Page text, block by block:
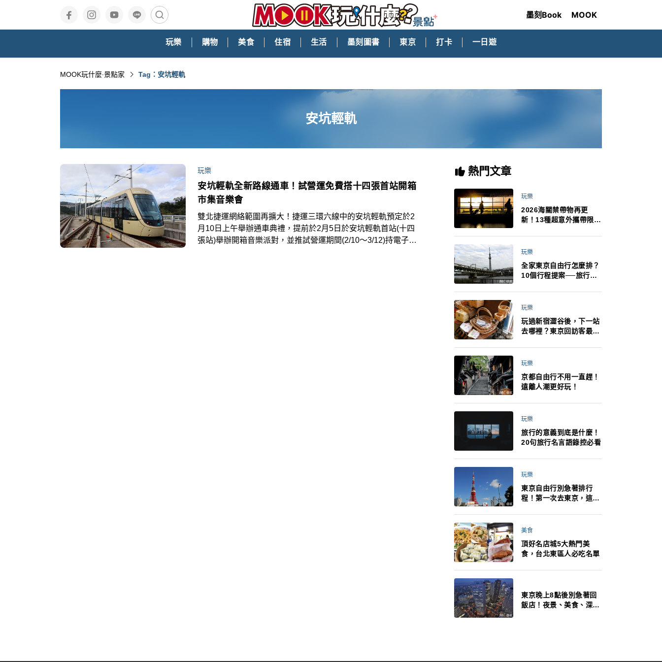
墨刻Book MOOK
玩樂 購物 美食 住宿 生活 墨刻圖書 東京 打卡 一日遊
MOOK玩什麼‧景點家 Tag：安坑輕軌
安坑輕軌
玩樂
安坑輕軌全新路線通車！試營運免費搭十四張首站開箱
市集音樂會
雙北捷運網絡範圍再擴大！捷運三環六線中的安坑輕軌預定於2
月10日上午舉辦通車典禮，提前於2月5日於安坑輕軌首站(十四
張站)舉辦開箱音樂派對，並推試營運期間(2/10～3/12)持電子票
熱門文章
玩樂
2026海關禁帶物再更
新！13種超意外攜帶限
最高還罰百萬！注意事項
玩樂
全家東京自由行怎麼排？
10個行程提案──旅行不
法！
玩樂
玩過新宿澀谷後，下一站
去哪裡？東京回訪客最推
玩樂
京都自由行不用一直趕！
遠離人潮更好玩！
玩樂
旅行的意義到底是什麼！
20句旅行名言語錄控必看
玩樂
東京自由行別急著排行
程！第一次去東京，這10
美食
頂好名店城5大熱門美
食，台北東區人必吃名單
東京晚上8點後別急著回
飯店！夜景、美食、深夜